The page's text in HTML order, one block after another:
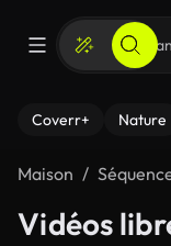
Coverr+ Nature
Maison
Vidéos